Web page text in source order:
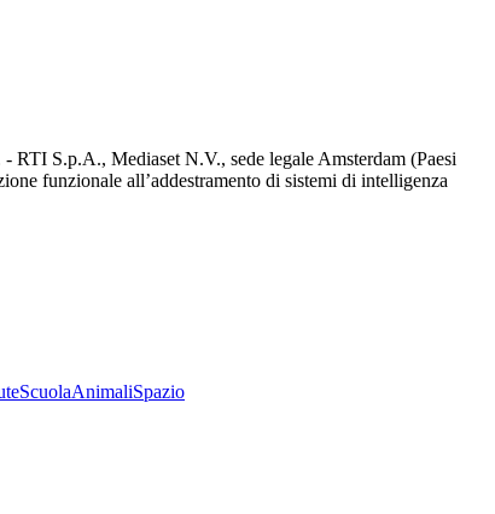
S.p.A., Mediaset N.V., sede legale Amsterdam (Paesi
funzionale all’addestramento di sistemi di intelligenza
ScuolaAnimaliSpazio